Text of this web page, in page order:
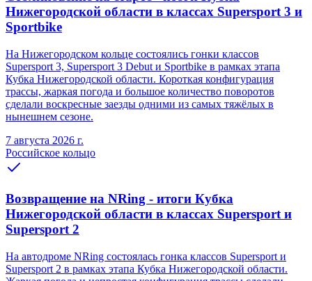
Нижегородской области в классах Supersport 3 и
Sportbike
На Нижегородском кольце состоялись гонки классов
Supersport 3, Supersport 3 Debut и Sportbike в рамках этапа
Кубка Нижегородской области. Короткая конфигурация
трассы, жаркая погода и большое количество поворотов
сделали воскресные заезды одними из самых тяжёлых в
нынешнем сезоне.
7 августа 2026 г.
Российское кольцо
Возвращение на NRing - итоги Кубка
Нижегородской области в классах Supersport и
Supersport 2
На автодроме NRing состоялась гонка классов Supersport и
Supersport 2 в рамках этапа Кубка Нижегородской области.